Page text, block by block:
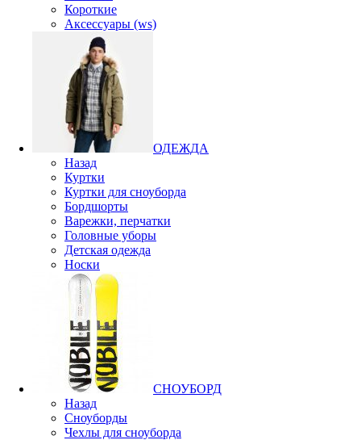
Короткие
Аксессуары (ws)
ОДЕЖДА
Назад
Куртки
Куртки для сноуборда
Бордшорты
Варежки, перчатки
Головные уборы
Детская одежда
Носки
СНОУБОРД
Назад
Сноуборды
Чехлы для сноуборда